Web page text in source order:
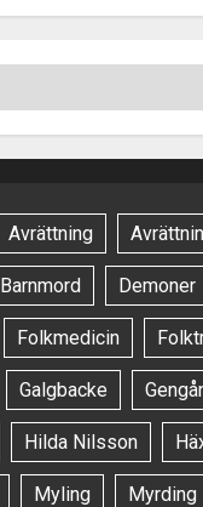
Avrättning
Barnmord Demoner
Folkmedicin
Galgbacke
Hilda Nilsson
Myling Myrding